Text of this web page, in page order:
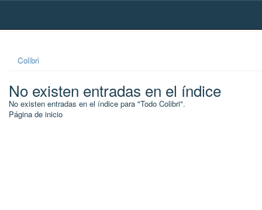
Skip
Colibri
No existen entradas en el índice
No existen entradas en el índice para "Todo Colibri".
Página de inicio